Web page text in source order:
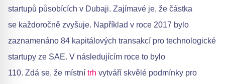
startupů působících v Dubaji. Zajímavé je, že částka
se každoročně zvyšuje. Například v roce 2017 bylo
zaznamenáno 84 kapitálových transakcí pro technologické
startupy ze SAE. V následujícím roce to bylo
110. Zdá se, že místní trh vytváří skvělé podmínky pro